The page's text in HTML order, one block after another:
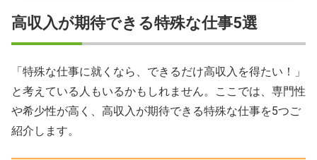
高収入が期待できる特殊な仕事5選
「特殊な仕事に就くなら、できるだけ高収入を得たい！」
と考えている人もいるかもしれません。ここでは、専門性
や希少性が高く、高収入が期待できる特殊な仕事を5つご
紹介します。